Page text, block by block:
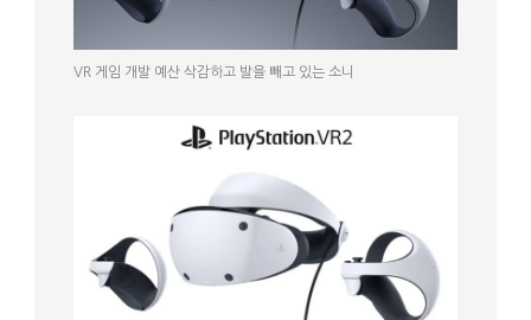
VR 게임 개발 예산 삭감하고 발을 빼고 있는 소니